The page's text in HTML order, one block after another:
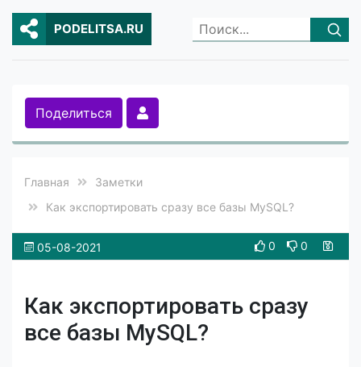
PODELITSA.RU
Поделиться
Главная
Заметки
Как экспортировать сразу все базы MySQL?
05-08-2021 0 0
Как экспортировать сразу
все базы MySQL?